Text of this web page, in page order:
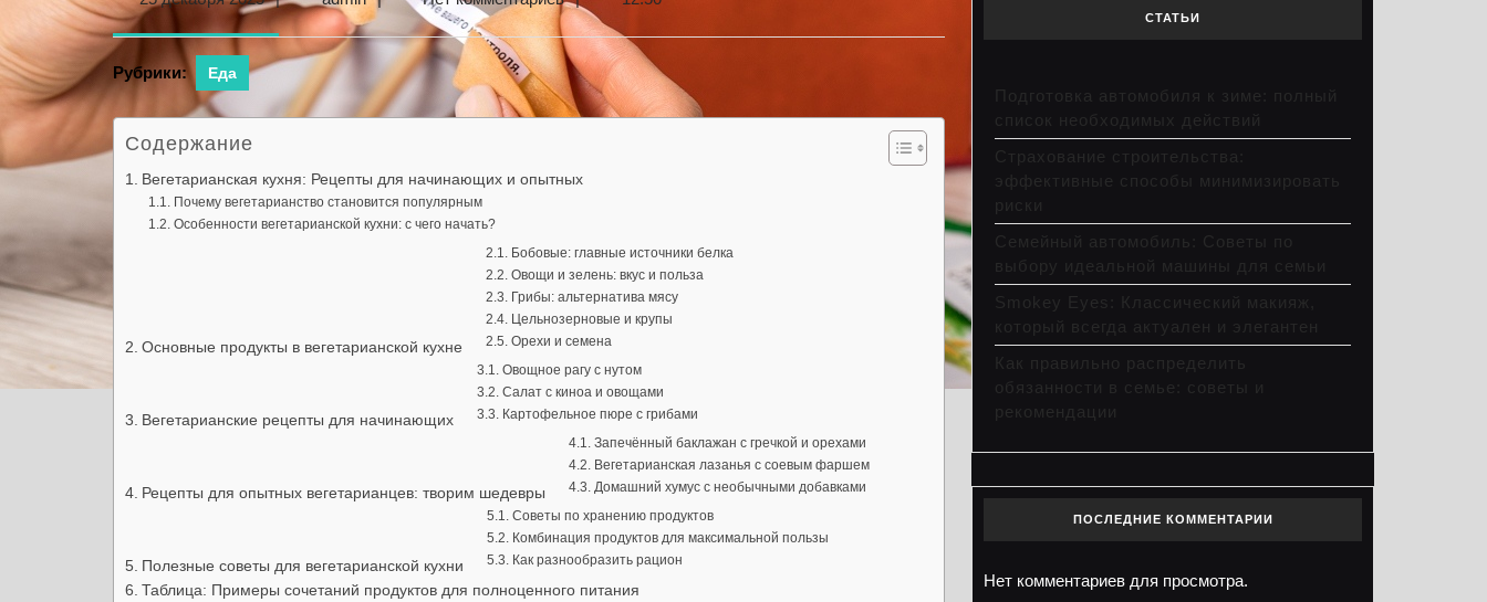
декабря
2025
Рубрики: Еда
Содержание
Вегетарианская кухня: Рецепты для начинающих и опытных
Почему вегетарианство становится популярным
Особенности вегетарианской кухни: с чего начать?
Основные продукты в вегетарианской кухне
Бобовые: главные источники белка
Овощи и зелень: вкус и польза
Грибы: альтернатива мясу
Цельнозерновые и крупы
Орехи и семена
Вегетарианские рецепты для начинающих
Овощное рагу с нутом
Салат с киноа и овощами
Картофельное пюре с грибами
Рецепты для опытных вегетарианцев: творим шедевры
Запечённый баклажан с гречкой и орехами
Вегетарианская лазанья с соевым фаршем
Домашний хумус с необычными добавками
Полезные советы для вегетарианской кухни
Советы по хранению продуктов
Комбинация продуктов для максимальной пользы
Как разнообразить рацион
Таблица: Примеры сочетаний продуктов для полноценного питания
СТАТЬИ
Подготовка автомобиля к зиме: полный
список необходимых действий
Страхование строительства:
эффективные способы минимизировать
риски
Семейный автомобиль: Советы по
выбору идеальной машины для семьи
Smokey Eyes: Классический макияж,
который всегда актуален и элегантен
Как правильно распределить
обязанности в семье: советы и
рекомендации
ПОСЛЕДНИЕ КОММЕНТАРИИ
Нет комментариев для просмотра.